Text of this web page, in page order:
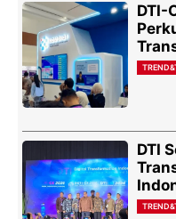
DTI-
DTI